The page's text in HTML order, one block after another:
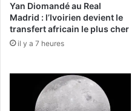
Yan Diomandé au Real
Madrid : l’Ivoirien devient le
transfert africain le plus cher
il y a 7 heures